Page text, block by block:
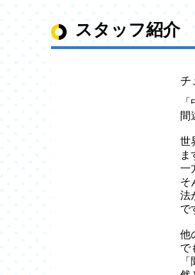
スタッフ紹介
チ
間
世
ま
一
そ
法
で
他
で